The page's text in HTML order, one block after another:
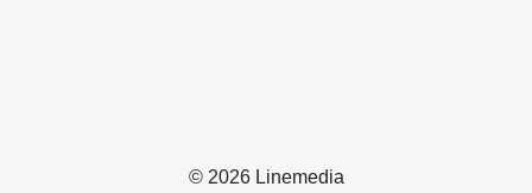
© 2026 Linemedia